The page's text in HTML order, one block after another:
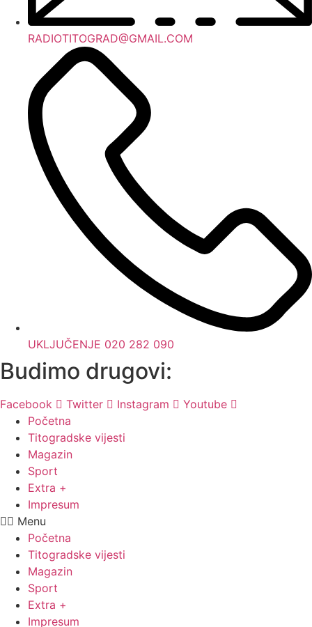
RADIOTITOGRAD@GMAIL.COM
UKLJUČENJE 020 282 090
Budimo drugovi:
Facebook Twitter Instagram
Youtube
Početna
Titogradske vijesti
Magazin
Sport
Extra +
Impresum
Menu
Početna
Titogradske vijesti
Magazin
Sport
Extra +
Impresum